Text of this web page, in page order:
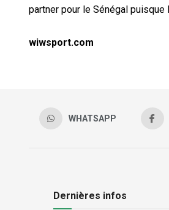
partner pour le Sénégal puisque
wiwsport.com
WHATSAPP
Dernières infos